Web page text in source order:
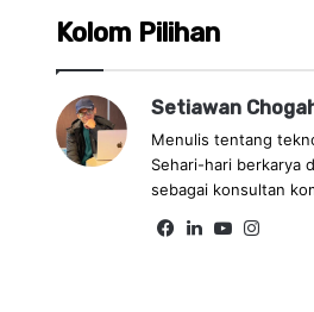
Kolom Pilihan
Setiawan
Menulis tentang
Sehari-hari berkarya
sebagai konsultan
Fa Lin Yo